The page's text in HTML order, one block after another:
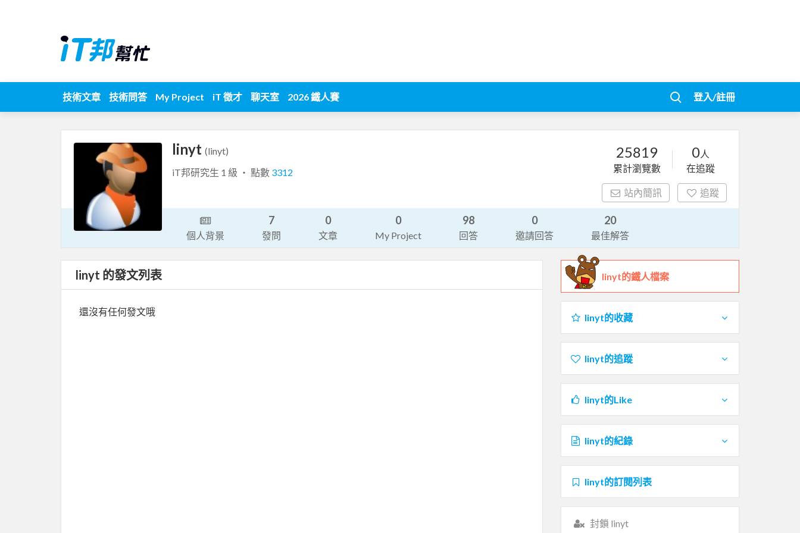
技術文章 技術問答 My Project iT 徵才 聊天室 2026 鐵人賽 登入/註冊
linyt (linyt)
iT邦研究生 1 級 ‧ 點數 3312
25819
累計瀏覽數
0人
在追蹤
站內簡訊 追蹤
個人背景
7
發問
0
文章
0
My Project
98
回答
0
邀請回答
20
最佳解答
linyt 的發文列表
還沒有任何發文哦
linyt的鐵人檔案
linyt的收藏
linyt的追蹤
linyt的Like
linyt的紀錄
linyt的訂閱列表
封鎖 linyt